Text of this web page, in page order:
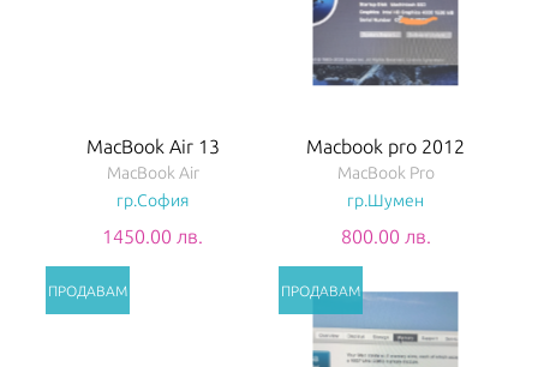
MacBook Air 13
MacBook Air
гр.София
1450.00 лв.
Macbook pro 2012
MacBook Pro
гр.Шумен
800.00 лв.